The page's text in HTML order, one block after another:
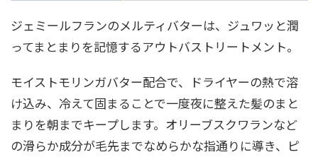
ジェミールフランのメルティバターは、ジュワッと潤
ってまとまりを記憶するアウトバストリートメント。
モイストモリンガバター配合で、ドライヤーの熱で溶
け込み、冷えて固まることで一度夜に整えた髪のまと
まりを朝までキープします。オリーブスクワランなど
の滑らか成分が毛先までなめらかな指通りに導き、ピ